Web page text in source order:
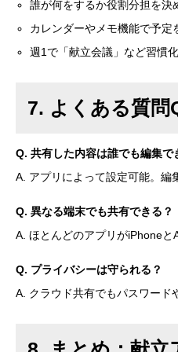
誰が何をするか役割分担を決
カレンダーやメモ機能で予定
週1で「献立会議」など習慣
7. よくある質問
Q. 共有した内容は誰でも編集で
A. アプリによって設定可能。編
Q. 異なる端末でも共有できる？
A. ほとんどのアプリがiPhoneと
Q. プライバシーは守られる？
A. クラウド共有でもパスワード